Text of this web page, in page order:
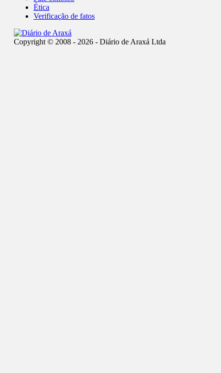
Ética
Verificação de fatos
Copyright © 2008 - 2026 - Diário de Araxá Ltda